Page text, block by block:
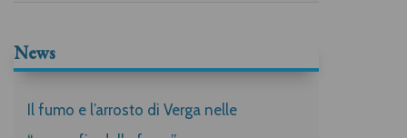
News
Il fumo e l’arrosto di Verga nelle